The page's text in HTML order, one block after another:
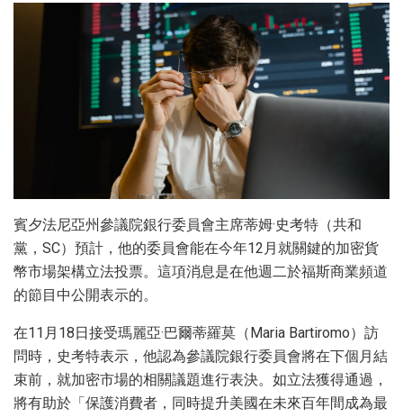
賓夕法尼亞州參議院銀行委員會主席蒂姆·史考特（共和
黨，SC）預計，他的委員會能在今年12月就關鍵的加密貨
幣市場架構立法投票。這項消息是在他週二於福斯商業頻道
的節目中公開表示的。
在11月18日接受瑪麗亞·巴爾蒂羅莫（Maria Bartiromo）訪
問時，史考特表示，他認為參議院銀行委員會將在下個月結
束前，就加密市場的相關議題進行表決。如立法獲得通過，
將有助於「保護消費者，同時提升美國在未來百年間成為最